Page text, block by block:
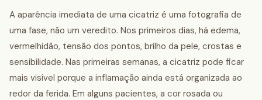
A aparência imediata de uma cicatriz é uma fotografia de
uma fase, não um veredito. Nos primeiros dias, há edema,
vermelhidão, tensão dos pontos, brilho da pele, crostas e
sensibilidade. Nas primeiras semanas, a cicatriz pode ficar
mais visível porque a inflamação ainda está organizada ao
redor da ferida. Em alguns pacientes, a cor rosada ou